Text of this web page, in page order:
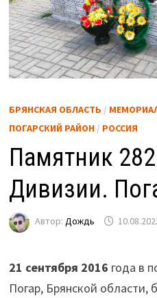
БРЯНСКАЯ ОБЛАСТЬ /
ПОГАРСКИЙ РАЙОН/ РОССИЯ
Памятник
Дивизии.
Автор: Дождь
21 сентября 2016 года в
Погар, Брянской области,